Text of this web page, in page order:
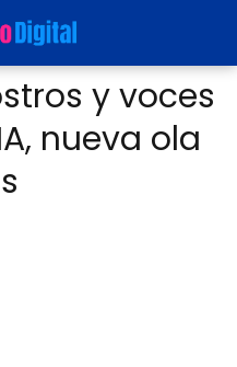
y voces
nueva ola